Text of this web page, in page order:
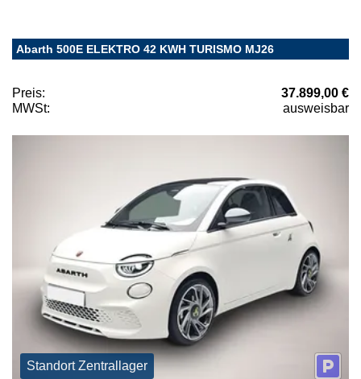
Abarth 500E ELEKTRO 42 KWH TURISMO MJ26
Preis:
37.899,00 €
MWSt:
ausweisbar
Standort Zentrallager